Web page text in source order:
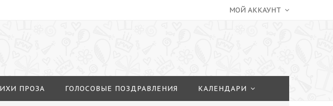
МОЙ АККАУНТ
ПРОЗА ГОЛОСОВЫЕ ПОЗДРАВЛЕНИЯ КАЛЕНДАРИ